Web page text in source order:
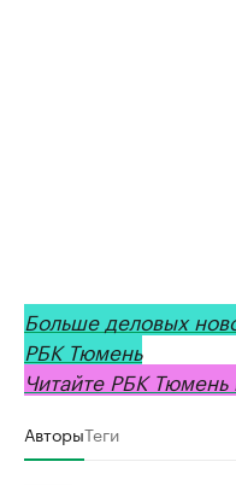
Больше деловых
РБК Тюмень
Читайте РБК
АвторыТеги